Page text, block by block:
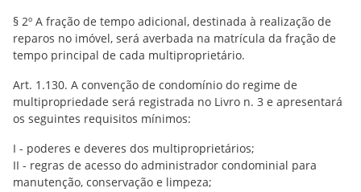
§ 2º A fração de tempo adicional, destinada à realização de
reparos no imóvel, será averbada na matrícula da fração de
tempo principal de cada multiproprietário.
Art. 1.130. A convenção de condomínio do regime de
multipropriedade será registrada no Livro n. 3 e apresentará
os seguintes requisitos mínimos:
I - poderes e deveres dos multiproprietários;
II - regras de acesso do administrador condominial para
manutenção, conservação e limpeza;